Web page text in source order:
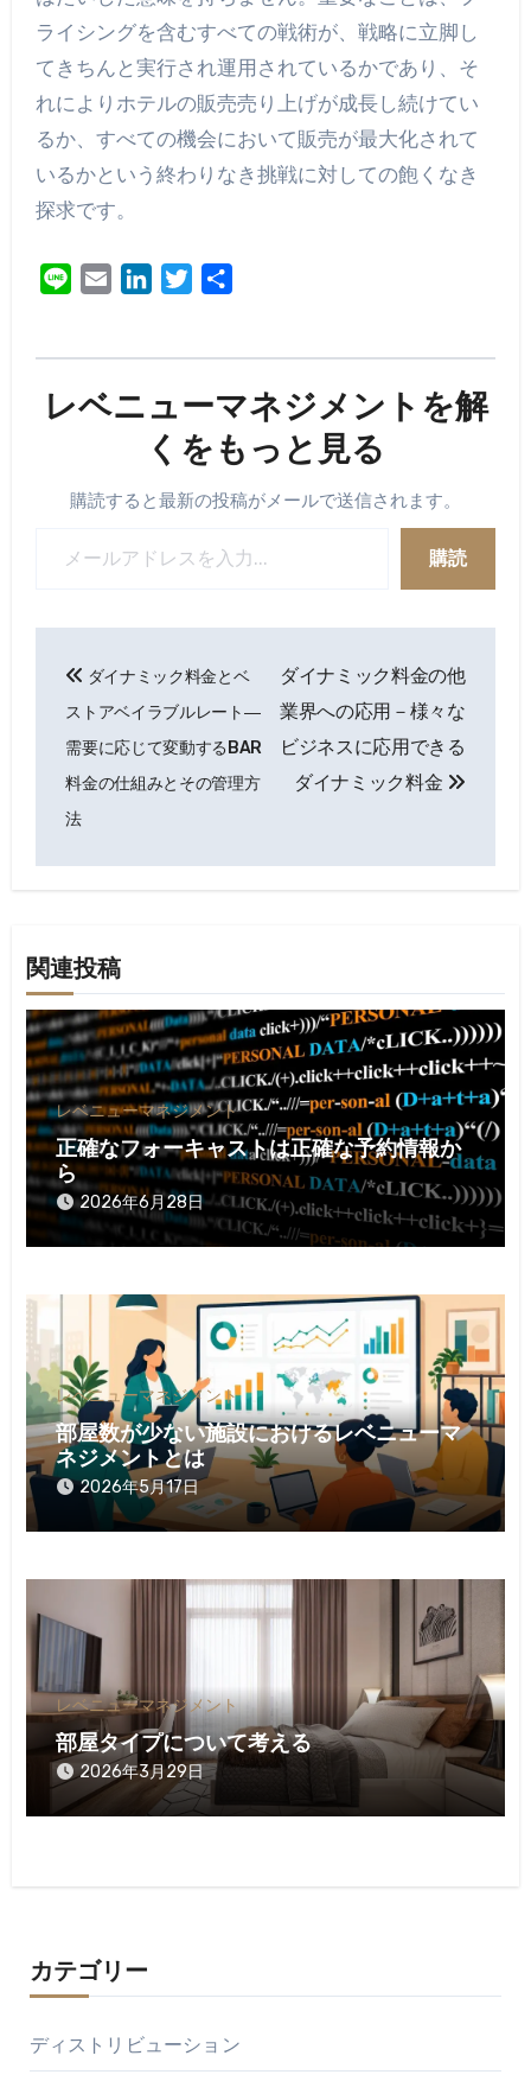
ライシングを含むすべての戦術が、戦略に立脚し
てきちんと実行され運用されているかであり、そ
れによりホテルの販売売り上げが成長し続けてい
るか、すべての機会において販売が最大化されて
いるかという終わりなき挑戦に対しての飽くなき
探求です。
Line Email LinkedInTwitter
レベニューマネジメントを解
くをもっと見る
購読すると最新の投稿がメールで送信されます。
購読
稿
ナ
ビ
ョ
ン
ダイナミック料金とベ
ストアベイラブルレート―
需要に応じて変動するBAR
料金の仕組みとその管理方
法
ダイナミック料金の他
業界への応用－様々な
ビジネスに応用できる
ダイナミック料金
関連投稿
レベニューマネジメント
正確なフォーキャストは正確な予約情報か
ら
2026年6月28日
レベニューマネジメント
部屋数が少ない施設におけるレベニューマ
ネジメントとは
2026年5月17日
レベニューマネジメント
部屋タイプについて考える
2026年3月29日
カテゴリー
ディストリビューション